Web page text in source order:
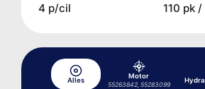
4 p/cil 110 pk /
Alles
Motor
55263842, 55283099